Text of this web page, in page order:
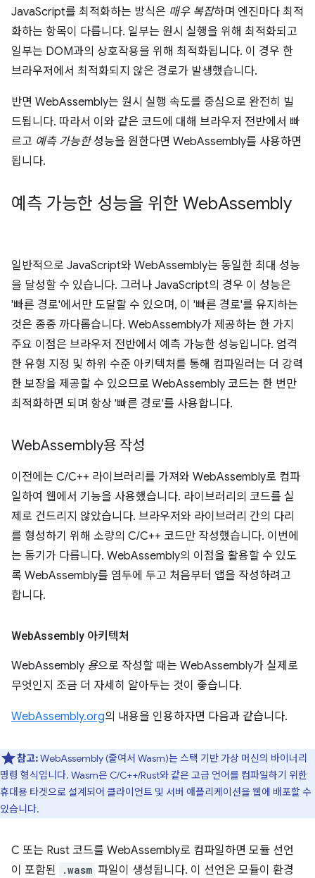
JavaScript를 최적화하는 방식은 매우 복잡하며 엔진마다 최적
화하는 항목이 다릅니다. 일부는 원시 실행을 위해 최적화되고
일부는 DOM과의 상호작용을 위해 최적화됩니다. 이 경우 한
브라우저에서 최적화되지 않은 경로가 발생했습니다.
반면 WebAssembly는 원시 실행 속도를 중심으로 완전히 빌
드됩니다. 따라서 이와 같은 코드에 대해 브라우저 전반에서 빠
르고 예측 가능한성능을 원한다면 WebAssembly를 사용하면
됩니다.
예측 가능한 성능을 위한 WebAssembly
일반적으로 JavaScript와 WebAssembly는 동일한 최대 성능
을 달성할 수 있습니다. 그러나 JavaScript의 경우 이 성능은
'빠른 경로'에서만 도달할 수 있으며, 이 '빠른 경로'를 유지하는
것은 종종 까다롭습니다. WebAssembly가 제공하는 한 가지
주요 이점은 브라우저 전반에서 예측 가능한 성능입니다. 엄격
한 유형 지정 및 하위 수준 아키텍처를 통해 컴파일러는 더 강력
한 보장을 제공할 수 있으므로 WebAssembly 코드는 한 번만
최적화하면 되며 항상 '빠른 경로'를 사용합니다.
WebAssembly용 작성
이전에는 C/C++ 라이브러리를 가져와 WebAssembly로 컴파
일하여 웹에서 기능을 사용했습니다. 라이브러리의 코드를 실
제로 건드리지 않았습니다. 브라우저와 라이브러리 간의 다리
를 형성하기 위해 소량의 C/C++ 코드만 작성했습니다. 이번에
는 동기가 다릅니다. WebAssembly의 이점을 활용할 수 있도
록 WebAssembly를 염두에 두고 처음부터 앱을 작성하려고
합니다.
WebAssembly 아키텍처
WebAssembly 용으로 작성할 때는 WebAssembly가 실제로
무엇인지 조금 더 자세히 알아두는 것이 좋습니다.
WebAssembly.org의 내용을 인용하자면 다음과 같습니다.
참고:WebAssembly (줄여서 Wasm)는 스택 기반 가상 머신의 바이너리
명령 형식입니다. Wasm은 C/C++/Rust와 같은 고급 언어를 컴파일하기 위한
휴대용 타겟으로 설계되어 클라이언트 및 서버 애플리케이션을 웹에 배포할 수
있습니다.
C 또는 Rust 코드를 WebAssembly로 컴파일하면 모듈 선언
이 포함된
.wasm 파일이 생성됩니다. 이 선언은 모듈이 환경